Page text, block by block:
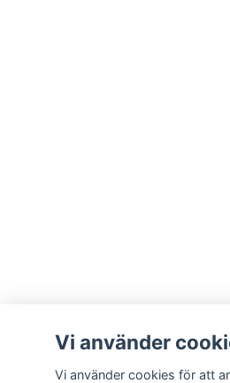
Vi använder
Vi använder cookies för att